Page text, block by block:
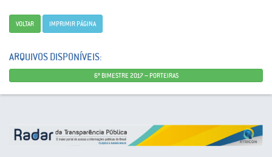
VOLTAR IMPRIMIR PÁGINA
ARQUIVOS DISPONÍVEIS:
6º BIMESTRE 2017 – PORTEIRAS